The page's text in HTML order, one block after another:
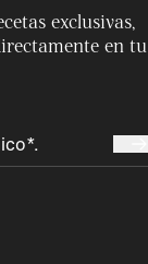
exclusivas,
en tu